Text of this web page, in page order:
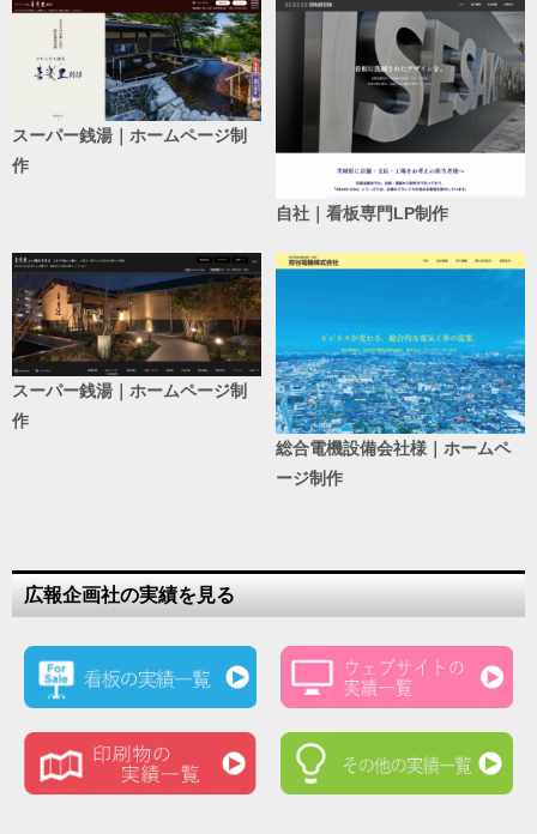
スーパー銭湯｜ホームページ制
作
自社｜看板専門LP制作
スーパー銭湯｜ホームページ制
作
総合電機設備会社様｜ホームペ
ージ制作
広報企画社の実績を見る